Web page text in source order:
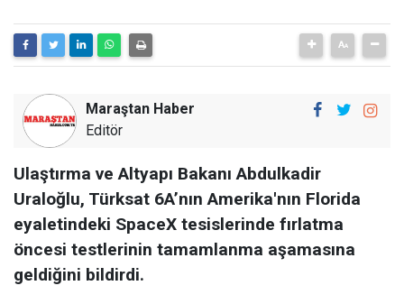
Maraştan Haber
Editör
Ulaştırma ve Altyapı Bakanı Abdulkadir
Uraloğlu, Türksat 6A’nın Amerika'nın Florida
eyaletindeki SpaceX tesislerinde fırlatma
öncesi testlerinin tamamlanma aşamasına
geldiğini bildirdi.